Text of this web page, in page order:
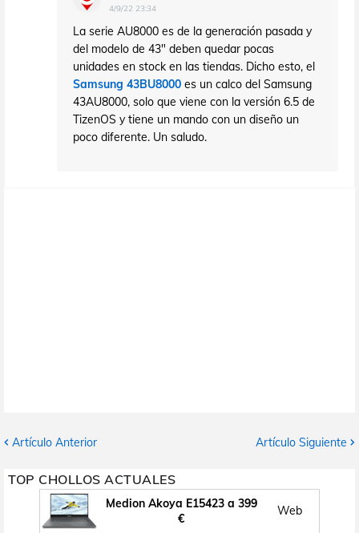
4/9/22 23:34
La serie AU8000 es de la generación pasada y
del modelo de 43" deben quedar pocas
unidades en stock en las tiendas. Dicho esto, el
Samsung 43BU8000 es un calco del Samsung
43AU8000, solo que viene con la versión 6.5 de
TizenOS y tiene un mando con un diseño un
poco diferente. Un saludo.
Artículo Anterior Artículo Siguiente
TOP CHOLLOS ACTUALES
Medion Akoya E15423 a 399
€
Web